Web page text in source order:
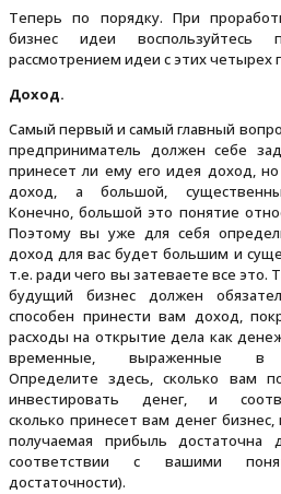
Теперь по порядку. При
бизнес идеи воспользуйтесь
рассмотрением идеи с этих четырех
Доход.
Самый первый и самый главный
предприниматель должен себе
принесет ли ему его идея доход,
доход, а большой,
Конечно, большой это понятие
Поэтому вы уже для себя
доход для вас будет большим и
т.е. ради чего вы затеваете все это.
будущий бизнес должен
способен принести вам доход,
расходы на открытие дела как
временные, выраженные в
Определите здесь, сколько вам
инвестировать денег, и
сколько принесет вам денег
получаемая прибыль достаточна
соответствии с вашими
достаточности).